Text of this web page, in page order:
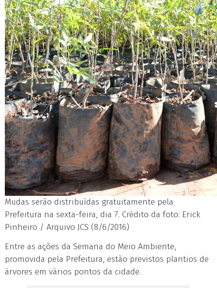
Mudas serão distribuídas gratuitamente pela
Prefeitura na sexta-feira, dia 7. Crédito da foto: Erick
Pinheiro / Arquivo JCS (8/6/2016)
Entre as ações da Semana do Meio Ambiente,
promovida pela Prefeitura, estão previstos plantios de
árvores em vários pontos da cidade.